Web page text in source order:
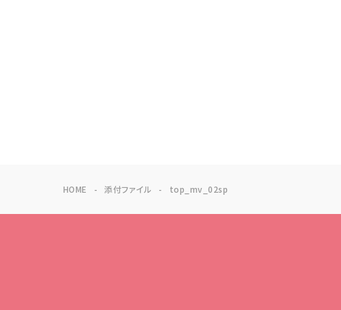
HOME 添付ファイル top_mv_02sp